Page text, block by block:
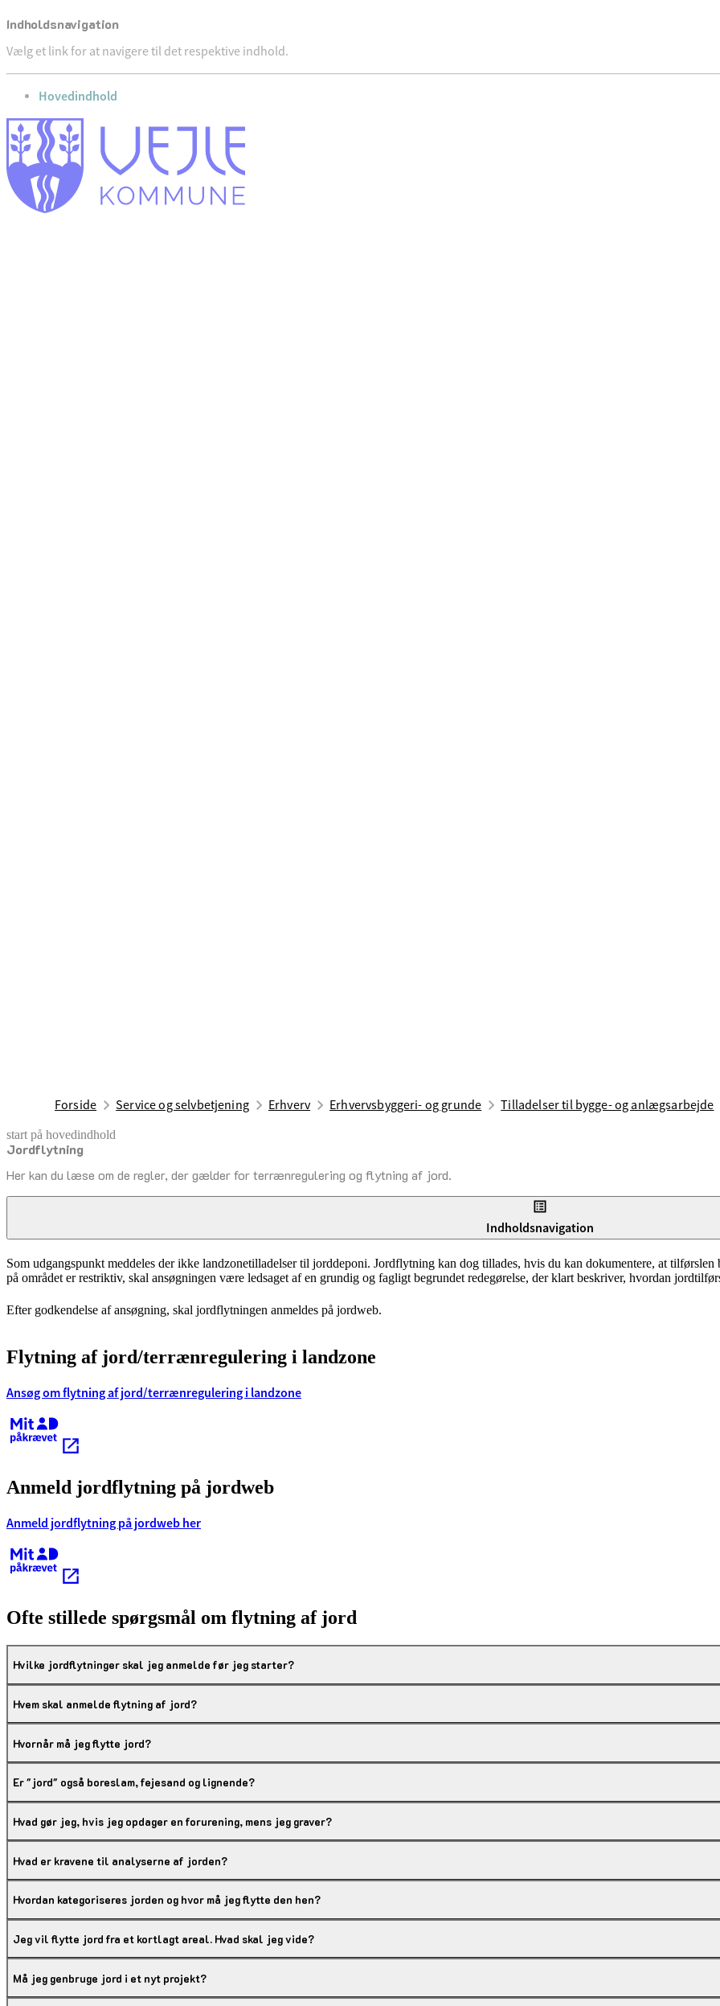
Indholdsnavigation
Vælg et link for at navigere til det respektive indhold.
gå til
Hovedindhold
Forside Service og selvbetjening Erhverv Erhvervsbyggeri- og grunde Tilladelser til bygge- og anlægsarbejde
start på hovedindhold
Jordflytning
Her kan du læse om de regler, der gælder for terrænregulering og flytning af jord.
senest opdateret 10. december 2025
Indholdsnavigation
Hvis du ønsker at flytte jord til en ejendom i landzone eller foretage terrænændringer, skal du først søge om tilladelse. Ved modtagelsen af
Som udgangspunkt meddeles der ikke landzonetilladelser til jorddeponi. Jordflytning kan dog tillades, hvis du kan dokumentere, at
på området er restriktiv, skal ansøgningen være ledsaget af en grundig og fagligt begrundet redegørelse, der klart beskriver, hvordan
Efter godkendelse af ansøgning, skal jordflytningen anmeldes på jordweb.
Flytning af jord/terrænregulering i landzone
Ansøg om flytning af jord/terrænregulering i landzone
Kræver MitID
Anmeld jordflytning på jordweb
Anmeld jordflytning på jordweb her
Kræver MitID
Ofte stillede spørgsmål om flytning af jord
Hvilke jordflytninger skal jeg anmelde før jeg starter?
Hvem skal anmelde flytning af jord?
Hvornår må jeg flytte jord?
Er "jord" også boreslam, fejesand og lignende?
Hvad gør jeg, hvis jeg opdager en forurening, mens jeg graver?
Hvad er kravene til analyserne af jorden?
Hvordan kategoriseres jorden og hvor må jeg flytte den hen?
Jeg vil flytte jord fra et kortlagt areal. Hvad skal jeg vide?
Må jeg genbruge jord i et nyt projekt?